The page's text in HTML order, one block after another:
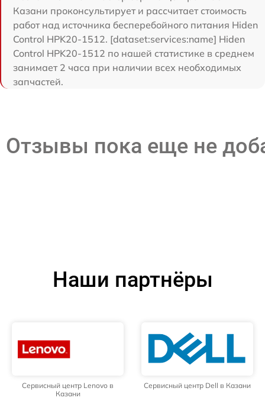
Казани проконсультирует и рассчитает стоимость
работ над источника бесперебойного питания Hiden
Control HPK20-1512. [dataset:services:name] Hiden
Control HPK20-1512 по нашей статистике в среднем
занимает 2 часа при наличии всех необходимых
запчастей.
Отзывы пока еще не
Наши партнёры
Сервисный центр Lenovo в
Казани
Сервисный центр Dell в Казани